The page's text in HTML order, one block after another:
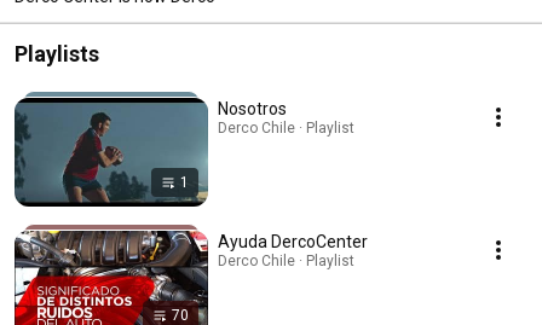
Playlists
1
Nosotros
Derco Chile · Playlist
70
Ayuda DercoCenter
Derco Chile · Playlist